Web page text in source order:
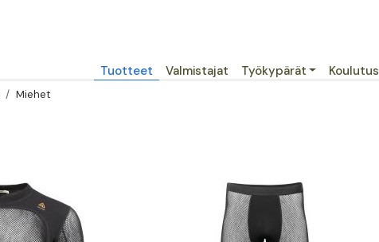
Päävalikko
Tuotteet Valmistajat Työkypärät Koulutus
Miehet